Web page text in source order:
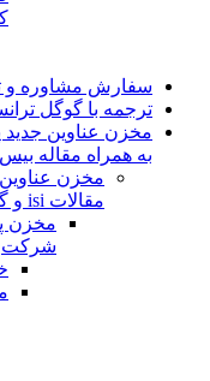
سفارش مشاوره و
ترجمه با گوگل
مخزن عناوین جدید
به همراه مقاله بیس
مخزن
مقالات isi و گرفتن اکسپت
مخزن
شرکت